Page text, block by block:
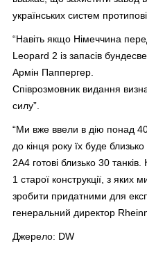
українських систем
“Навіть якщо Німеччина
Leopard 2 із запасів
Армін Паппергер.
Співрозмовник видання
силу”.
“Ми вже ввели в дію понад
до кінця року їх буде
2A4 готові близько 30
1 старої конструкції, з
зробити придатними для
генеральний директор
Джерело: DW